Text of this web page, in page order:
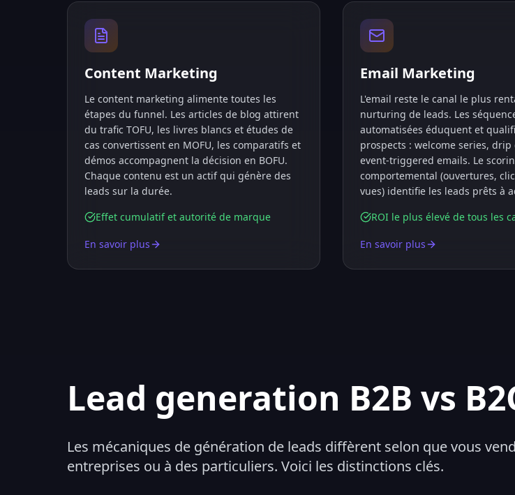
Content Marketing
Le content marketing alimente toutes les
étapes du funnel. Les articles de blog attirent
du trafic TOFU, les livres blancs et études de
cas convertissent en MOFU, les comparatifs et
démos accompagnent la décision en BOFU.
Chaque contenu est un actif qui génère des
leads sur la durée.
Effet cumulatif et autorité de marque
En savoir plus
Email Marketing
L'email reste le canal le plus
nurturing de leads. Les
automatisées éduquent et
prospects : welcome series, drip
event-triggered emails. Le
comportemental (ouvertures,
vues) identifie les leads prêts à
ROI le plus élevé de tous les
En savoir plus
Lead generation B2B vs
Les mécaniques de génération de leads diffèrent selon que vous
entreprises ou à des particuliers. Voici les distinctions clés.